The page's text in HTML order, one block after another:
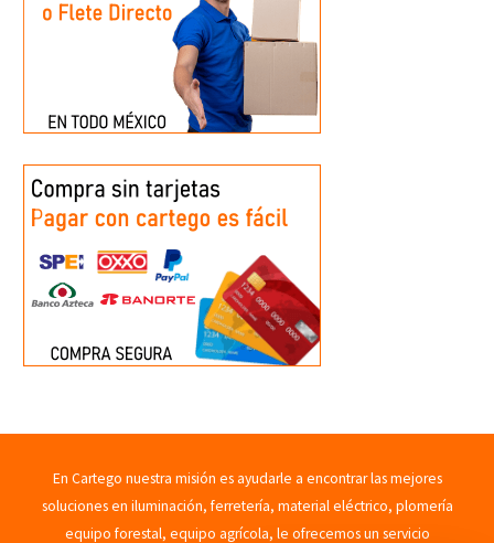
En Cartego nuestra misión es ayudarle a encontrar las mejores
soluciones en iluminación, ferretería, material eléctrico, plomería
equipo forestal, equipo agrícola, le ofrecemos un servicio